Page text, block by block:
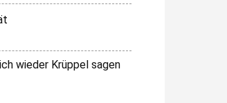
wieder Krüppel sagen